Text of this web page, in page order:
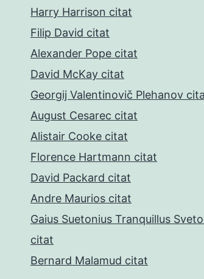
Harry Harrison citat
Filip David citat
Alexander Pope citat
David McKay citat
Georgij Valentinovič Plehanov
August Cesarec citat
Alistair Cooke citat
Florence Hartmann citat
David Packard citat
Andre Maurios citat
Gaius Suetonius Tranquillus
citat
Bernard Malamud citat